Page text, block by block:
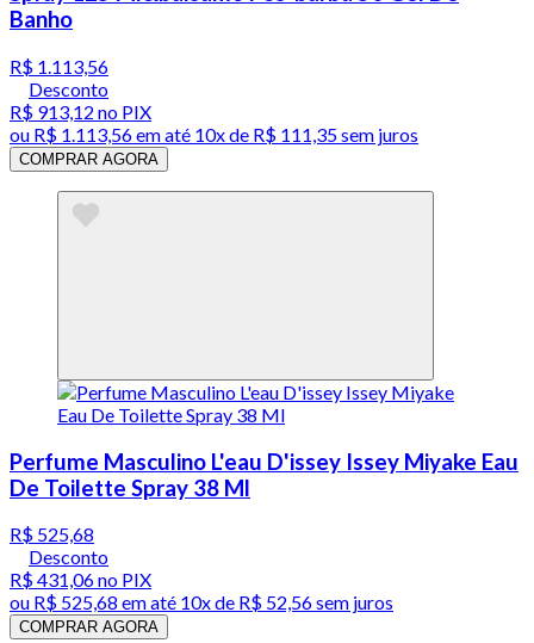
Banho
R$ 1.113,56
Desconto
R$ 913,12 no PIX
ou R$ 1.113,56em até 10x de R$ 111,35 sem juros
COMPRAR AGORA
Perfume Masculino L'eau D'issey Issey Miyake Eau
De Toilette Spray 38 Ml
R$ 525,68
Desconto
R$ 431,06no PIX
ou R$ 525,68 em até 10x de R$ 52,56 sem juros
COMPRAR AGORA